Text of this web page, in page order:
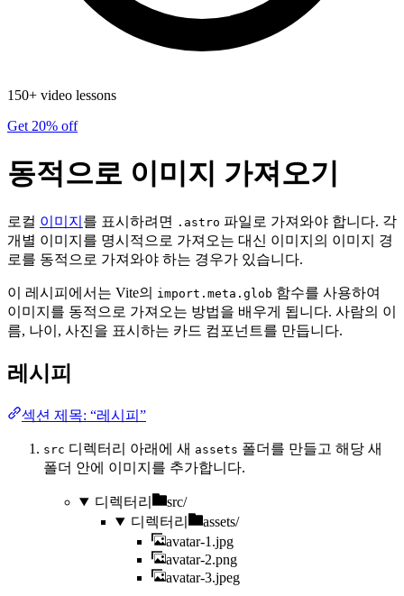
150+ video lessons
Get 20% off
동적으로 이미지 가져오기
로컬 이미지 를 표시하려면 .astro 파일로 가져와야 합니다. 각
개별 이미지를 명시적으로 가져오는 대신 이미지의 이미지 경
로를 동적으로 가져와야 하는 경우가 있습니다.
이 레시피에서는 Vite의 import.meta.glob 함수를 사용하여
이미지를 동적으로 가져오는 방법을 배우게 됩니다. 사람의 이
름, 나이, 사진을 표시하는 카드 컴포넌트를 만듭니다.
레시피
섹션 제목: “레시피”
src 디렉터리 아래에 새 assets 폴더를 만들고 해당 새
폴더 안에 이미지를 추가합니다.
디렉터리
src/
디렉터리
assets/
avatar-1.jpg
avatar-2.png
avatar-3.jpeg